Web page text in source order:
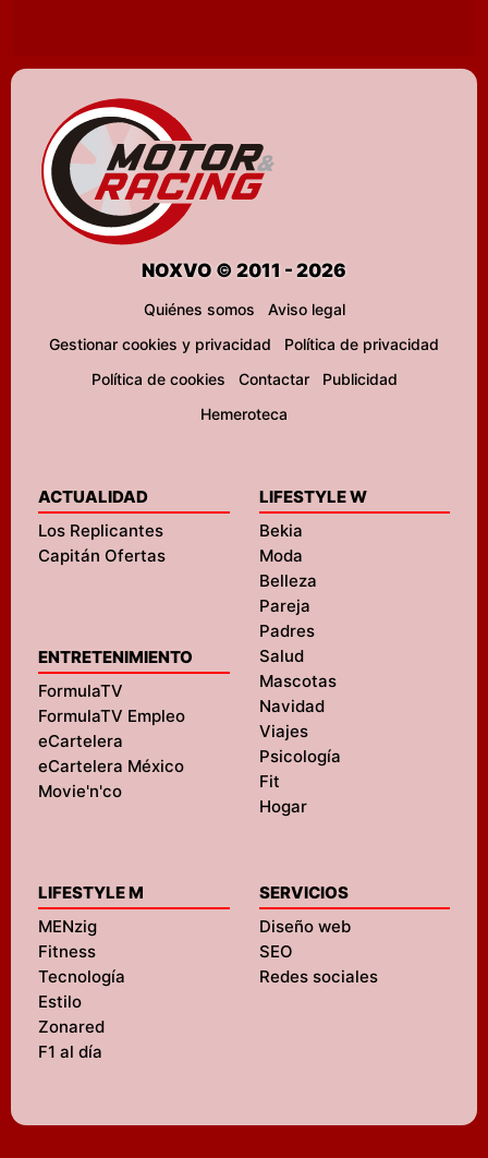
NOXVO © 2011 - 2026
Quiénes somos
Aviso legal
Gestionar cookies y privacidad
Política de privacidad
Política de cookies
Contactar
Publicidad
Hemeroteca
ACTUALIDAD
Los Replicantes
Capitán Ofertas
ENTRETENIMIENTO
FormulaTV
FormulaTV Empleo
eCartelera
eCartelera México
Movie'n'co
LIFESTYLE W
Bekia
Moda
Belleza
Pareja
Padres
Salud
Mascotas
Navidad
Viajes
Psicología
Fit
Hogar
LIFESTYLE M
MENzig
Fitness
Tecnología
Estilo
Zonared
F1 al día
SERVICIOS
Diseño web
SEO
Redes sociales